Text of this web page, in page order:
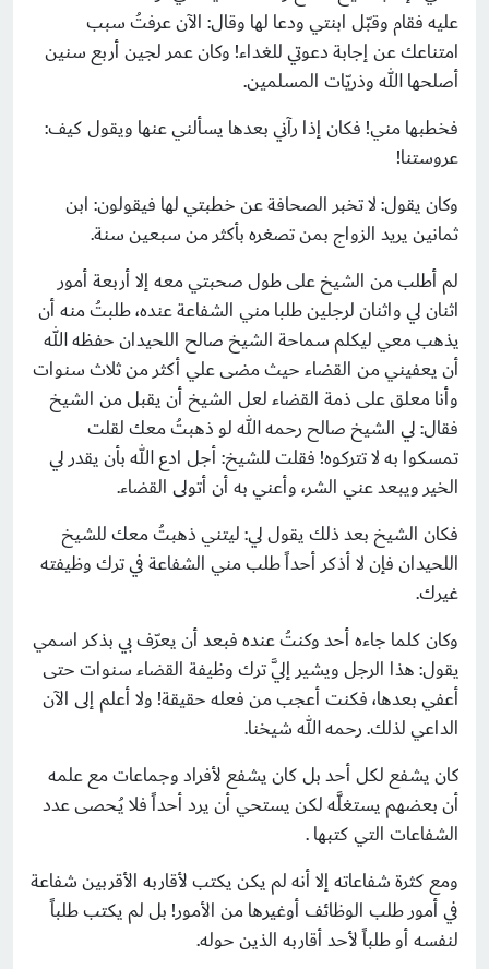
عليه فقام وقبّل ابنتي ودعا لها وقال: الآن عرفتُ سبب
امتناعك عن إجابة دعوتي للغداء! وكان عمر لجين أربع سنين
أصلحها الله وذريّات المسلمين.
فخطبها مني! فكان إذا رآني بعدها يسألني عنها ويقول كيف:
عروستنا!
وكان يقول: لا تخبر الصحافة عن خطبتي لها فيقولون: ابن
ثمانين يريد الزواج بمن تصغره بأكثر من سبعين سنة.
لم أطلب من الشيخ على طول صحبتي معه إلا أربعة أمور
اثنان لي واثنان لرجلين طلبا مني الشفاعة عنده، طلبتُ منه أن
يذهب معي ليكلم سماحة الشيخ صالح اللحيدان حفظه الله
أن يعفيني من القضاء حيث مضى علي أكثر من ثلاث سنوات
وأنا معلق على ذمة القضاء لعل الشيخ أن يقبل من الشيخ
فقال: لي الشيخ صالح رحمه الله لو ذهبتُ معك لقلت
تمسكوا به لا تتركوه! فقلت للشيخ: أجل ادع الله بأن يقدر لي
الخير ويبعد عني الشر، وأعني به أن أتولى القضاء.
فكان الشيخ بعد ذلك يقول لي: ليتني ذهبتُ معك للشيخ
اللحيدان فإن لا أذكر أحداً طلب مني الشفاعة في ترك وظيفته
غيرك.
وكان كلما جاءه أحد وكنتُ عنده فبعد أن يعرّف بي بذكر اسمي
يقول: هذا الرجل ويشير إليَّ ترك وظيفة القضاء سنوات حتى
أعفي بعدها، فكنت أعجب من فعله حقيقة! ولا أعلم إلى الآن
الداعي لذلك. رحمه الله شيخنا.
كان يشفع لكل أحد بل كان يشفع لأفراد وجماعات مع علمه
أن بعضهم يستغلَّه لكن يستحي أن يرد أحداً فلا يُـحصى عدد
الشفاعات التي كتبها .
ومع كثرة شفاعاته إلا أنه لم يكن يكتب لأقاربه الأقربين شفاعة
في أمور طلب الوظائف أوغيرها من الأمور! بل لم يكتب طلباً
لنفسه أو طلباً لأحد أقاربه الذين حوله.